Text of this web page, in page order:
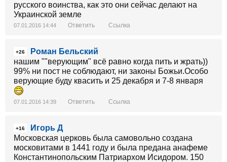
русского воинства, как это они сейчас делают на
Украинской земле
07.01.2016 14:44 Ответить Ссылка
+26
Роман Бельский
нашим ""верующим" всё равно когда пить и жрать))
99% ни пост не соблюдают, ни законы Божьи.Особо
верующие буду квасить и 25 декабря и 7-8 января
07.01.2016 14:39 Ответить Ссылка
+16
Игорь Д
Московская церковь была самовольно создана
московитами в 1441 году и была предана анафеме
Константинопольским Патриархом Исидором. 150